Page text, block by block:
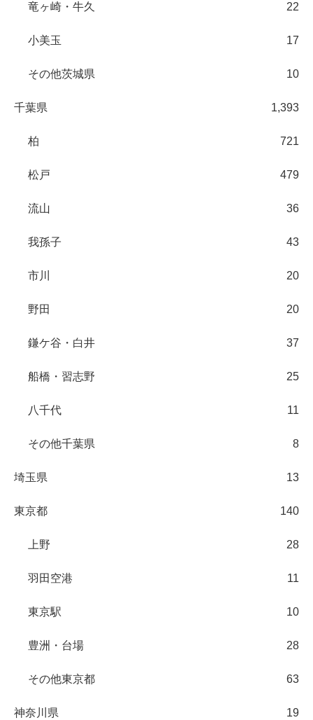
竜ヶ崎・牛久 22
小美玉 17
その他茨城県 10
千葉県 1,393
柏 721
松戸 479
流山 36
我孫子 43
市川 20
野田 20
鎌ケ谷・白井 37
船橋・習志野 25
八千代 11
その他千葉県 8
埼玉県 13
東京都 140
上野 28
羽田空港 11
東京駅 10
豊洲・台場 28
その他東京都 63
神奈川県 19